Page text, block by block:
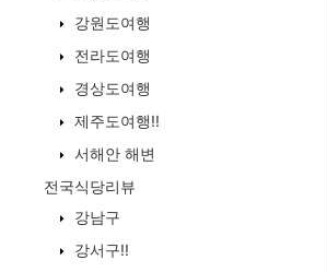
강원도여행
전라도여행
경상도여행
제주도여행!!
서해안 해변
전국식당리뷰
강남구
강서구!!